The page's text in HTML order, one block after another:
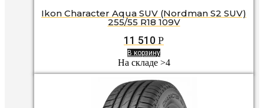
Ikon Character Aqua SUV (Nordman S2 SUV)
255/55 R18 109V
11 510 Р
В корзину
На складе >4